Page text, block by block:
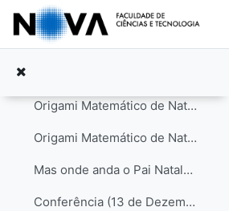
Ir para o conteúdo principal
Origami Matemático de Natal (Nível 1) - Iniciados
Origami Matemático de Natal (Nível 2) - Juvenis
Mas onde anda o Pai Natal? - Juniores
Conferência (13 de Dezembro de 2008) - Resumo